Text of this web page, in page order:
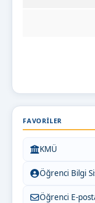
FAVORILER
KMÜ
Öğrenci Bilgi
Öğrenci E-